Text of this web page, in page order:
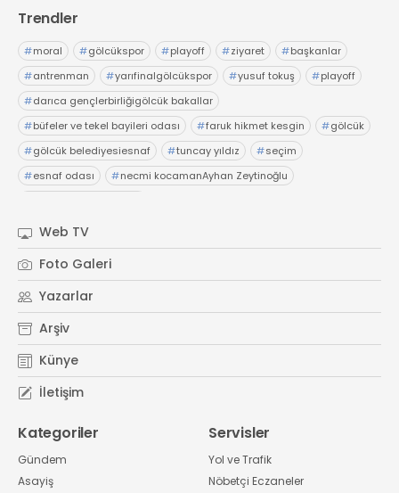
Trendler
#moral #gölcükspor #playoff #ziyaret #başkanlar
#antrenman #yarıfinalgölcükspor #yusuf tokuş #playoff
#darıca gençlerbirliğigölcük bakallar
#büfeler ve tekel bayileri odası #faruk hikmet kesgin #gölcük
#gölcük belediyesiesnaf #tuncay yıldız #seçim
#esnaf odası #necmi kocamanAyhan Zeytinoğlu
Web TV
Foto Galeri
Yazarlar
Arşiv
Künye
İletişim
Kategoriler
Gündem
Asayiş
Servisler
Yol ve Trafik
Nöbetçi Eczaneler